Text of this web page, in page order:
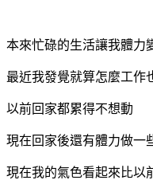
本來忙碌的生活讓我體力
最近我發覺就算怎麼工作
以前回家都累得不想動
現在回家後還有體力做一
現在我的氣色看起來比以